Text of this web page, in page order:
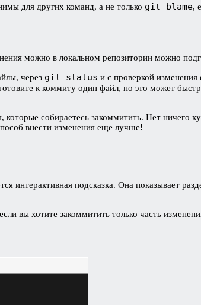
для других команд, а не только git blame,
можно в локальном репозитории можно
через git status и с проверкой
к коммиту один файл, но это может
собираетесь закоммитить. Нет ничего
внести изменения еще лучше!
интерактивная подсказка. Она показывает
вы хотите закоммитить только часть